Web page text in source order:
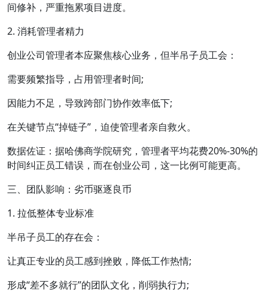
间修补，严重拖累项目进度。
2. 消耗管理者精力
创业公司管理者本应聚焦核心业务，但半吊子员工会：
需要频繁指导，占用管理者时间;
因能力不足，导致跨部门协作效率低下;
在关键节点“掉链子”，迫使管理者亲自救火。
数据佐证：据哈佛商学院研究，管理者平均花费20%-30%的
时间纠正员工错误，而在创业公司，这一比例可能更高。
三、团队影响：劣币驱逐良币
1. 拉低整体专业标准
半吊子员工的存在会：
让真正专业的员工感到挫败，降低工作热情;
形成“差不多就行”的团队文化，削弱执行力;